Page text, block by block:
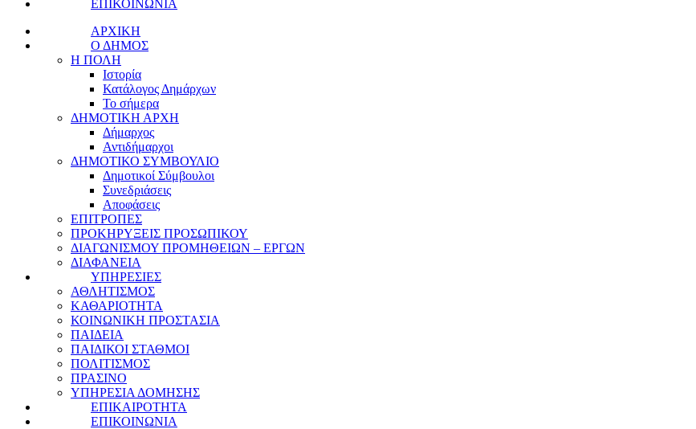
ΕΠΙΚΟΙΝΩΝΙΑ
ΑΡΧΙΚΗ
Ο ΔΗΜΟΣ
Η ΠΟΛΗ
Ιστορία
Κατάλογος Δημάρχων
Το σήμερα
ΔΗΜΟΤΙΚΗ ΑΡΧΗ
Δήμαρχος
Αντιδήμαρχοι
ΔΗΜΟΤΙΚΟ ΣΥΜΒΟΥΛΙΟ
Δημοτικοί Σύμβουλοι
Συνεδριάσεις
Αποφάσεις
ΕΠΙΤΡΟΠΕΣ
ΠΡΟΚΗΡΥΞΕΙΣ ΠΡΟΣΩΠΙΚΟΥ
ΔΙΑΓΩΝΙΣΜΟΥ ΠΡΟΜΗΘΕΙΩΝ – ΕΡΓΩΝ
ΔΙΑΦΑΝΕΙΑ
ΥΠΗΡΕΣΙΕΣ
ΑΘΛΗΤΙΣΜΟΣ
ΚΑΘΑΡΙΟΤΗΤΑ
ΚΟΙΝΩΝΙΚΗ ΠΡΟΣΤΑΣΙΑ
ΠΑΙΔΕΙΑ
ΠΑΙΔΙΚΟΙ ΣΤΑΘΜΟΙ
ΠΟΛΙΤΙΣΜΟΣ
ΠΡΑΣΙΝΟ
ΥΠΗΡΕΣΙΑ ΔΟΜΗΣΗΣ
ΕΠΙΚΑΙΡΟΤΗΤΑ
ΕΠΙΚΟΙΝΩΝΙΑ